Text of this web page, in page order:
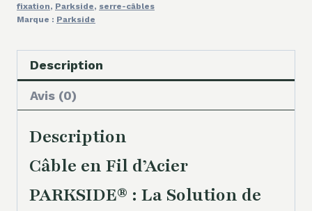
fixation, Parkside, serre-câbles
Marque : Parkside
Description
Avis (0)
Description
Câble en Fil d’Acier
PARKSIDE® : La Solution de